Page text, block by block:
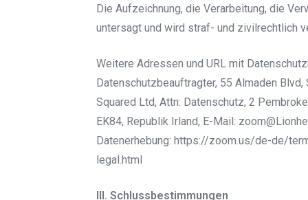
Die Aufzeichnung, die Verarbeitung, die
untersagt und wird straf- und zivilrechtlich
Weitere Adressen und URL mit
Datenschutzbeauftragter, 55 Almaden
Squared Ltd, Attn: Datenschutz, 2
EK84, Republik Irland, E-Mail:
Datenerhebung: https://zoom.us/de-de/
legal.html
III. Schlussbestimmungen